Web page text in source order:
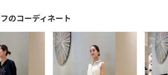
のコーディネート